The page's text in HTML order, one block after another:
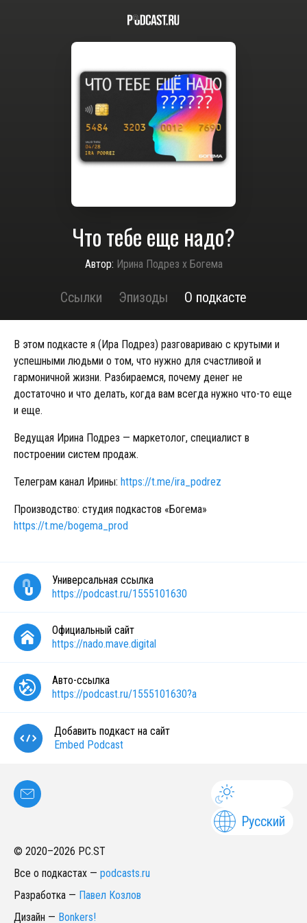
Что тебе еще надо?
Автор: Ирина Подрез х Богема
Ссылки Эпизоды О подкасте
В этом подкасте я (Ира Подрез) разговариваю с крутыми и
успешными людьми о том, что нужно для счастливой и
гармоничной жизни. Разбираемся, почему денег не
достаточно и что делать, когда вам всегда нужно что-то еще
и еще.
Ведущая Ирина Подрез — маркетолог, специалист в
построении систем продаж.
Телеграм канал Ирины: https://t.me/ira_podrez
Производство: студия подкастов «Богема»
https://t.me/bogema_prod
Универсальная ссылка
https://podcast.ru/1555101630
Официальный сайт
https://nado.mave.digital
Авто-ссылка
https://podcast.ru/1555101630?a
Добавить подкаст на сайт
Embed Podcast
Русский
© 2020–2026 PC.ST
Все о подкастах — podcasts.ru
Разработка — Павел Козлов
Дизайн — Bonkers!